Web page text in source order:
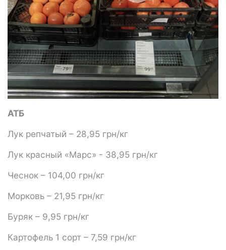
АТБ
Лук репчатый – 28,95 грн/кг
Лук красный «Марс» - 38,95 грн/кг
Чеснок – 104,00 грн/кг
Морковь – 21,95 грн/кг
Буряк – 9,95 грн/кг
Картофель 1 сорт – 7,59 грн/кг